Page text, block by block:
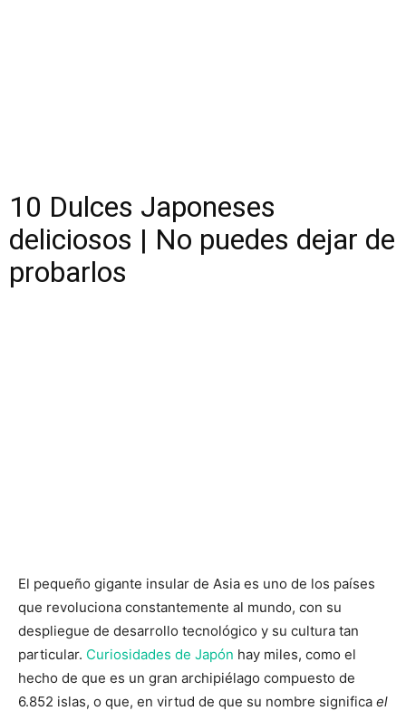
10 Dulces Japoneses
deliciosos | No puedes dejar de
probarlos
El pequeño gigante insular de Asia es uno de los países
que revoluciona constantemente al mundo, con su
despliegue de desarrollo tecnológico y su cultura tan
particular. Curiosidades de Japón hay miles, como el
hecho de que es un gran archipiélago compuesto de
6.852 islas, o que, en virtud de que su nombre significa el